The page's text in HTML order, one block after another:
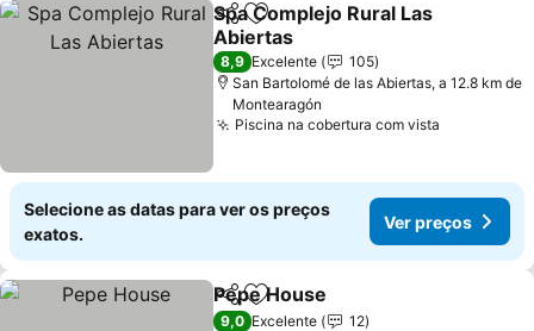
PartilharAdicionar aos favoritos
Spa Complejo Rural Las
Abiertas
Ver preços
8,9 Excelente
105
San Bartolomé de las Abiertas, a 12.8 km de
Montearagón
Piscina na cobertura com vista
Selecione as datas para ver os preços
exatos.
Ver preços
PartilharAdicionar aos favoritos
Pepe House
9,0 Excelente
12